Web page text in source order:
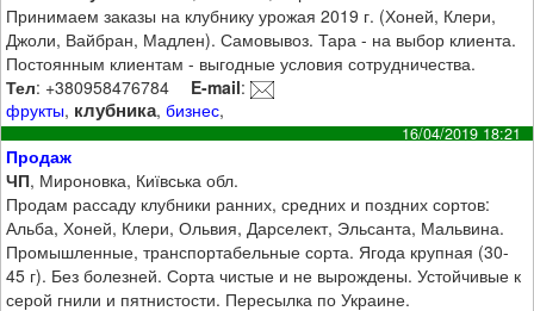
Принимаем заказы на клубнику урожая 2019 г. (Хоней, Клери,
Джоли, Вайбран, Мадлен). Самовывоз. Тара - на выбор клиента.
Постоянным клиентам - выгодные условия сотрудничества.
Тел: +380958476784 E-mail:
фрукты, клубника,бизнес,
16/04/2019 18:21
Продаж
ЧП, Мироновка, Київська обл.
Продам рассаду клубники ранних, средних и поздних сортов:
Альба, Хоней, Клери, Ольвия, Дарселект, Эльсанта, Мальвина.
Промышленные, транспортабельные сорта. Ягода крупная (30-
45 г). Без болезней. Сорта чистые и не вырождены. Устойчивые к
серой гнили и пятнистости. Пересылка по Украине.